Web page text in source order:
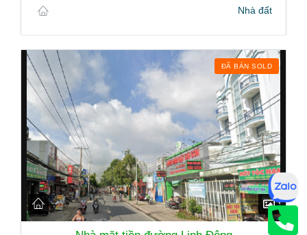
Nhà đất
ĐÃ BÁN SOLD